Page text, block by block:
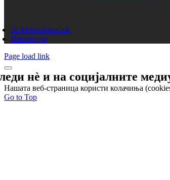
За Meteoalarm.mk
Импресум
Page load link
нѐ и насоцијалните
Нашата веб-страница користи колачиња
Go to Top